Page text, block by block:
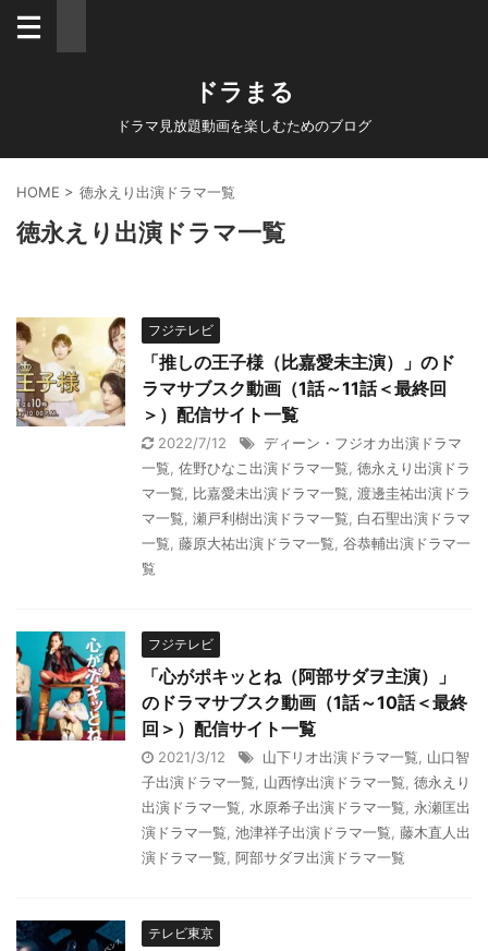
ドラまる
ドラマ見放題動画を楽しむためのブログ
HOME > 徳永えり出演ドラマ一覧
徳永えり出演ドラマ一覧
フジテレビ
「推しの王子様（比嘉愛未主演）」のド
ラマサブスク動画（1話～11話＜最終回
＞）配信サイト一覧
2022/7/12
ディーン・フジオカ出演ドラマ
一覧 佐野ひなこ出演ドラマ一覧 徳永えり出演ドラ
マ一覧
比嘉愛未出演ドラマ一覧 渡邊圭祐出演ドラ
マ一覧 瀬戸利樹出演ドラマ一覧
白石聖出演ドラマ
一覧 藤原大祐出演ドラマ一覧 谷恭輔出演ドラマ一
覧
フジテレビ
「心がポキッとね（阿部サダヲ主演）」
のドラマサブスク動画（1話～10話＜最終
回＞）配信サイト一覧
2021/3/12 山下リオ出演ドラマ一覧
山口智
子出演ドラマ一覧
山西惇出演ドラマ一覧 徳永えり
出演ドラマ一覧
水原希子出演ドラマ一覧 永瀬匡出
演ドラマ一覧 池津祥子出演ドラマ一覧 藤木直人出
演ドラマ一覧 阿部サダヲ出演ドラマ一覧
テレビ東京